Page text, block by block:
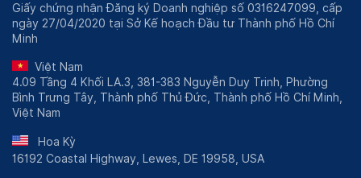
Giấy chứng nhận Đăng ký Doanh nghiệp số 0316247099, cấp
ngày 27/04/2020 tại Sở Kế hoạch Đầu tư Thành phố Hồ Chí
Minh
Việt Nam
4.09 Tầng 4 Khối LA.3, 381-383 Nguyễn Duy Trinh, Phường
Bình Trưng Tây, Thành phố Thủ Đức, Thành phố Hồ Chí Minh,
Việt Nam
Hoa Kỳ
16192 Coastal Highway, Lewes, DE 19958, USA